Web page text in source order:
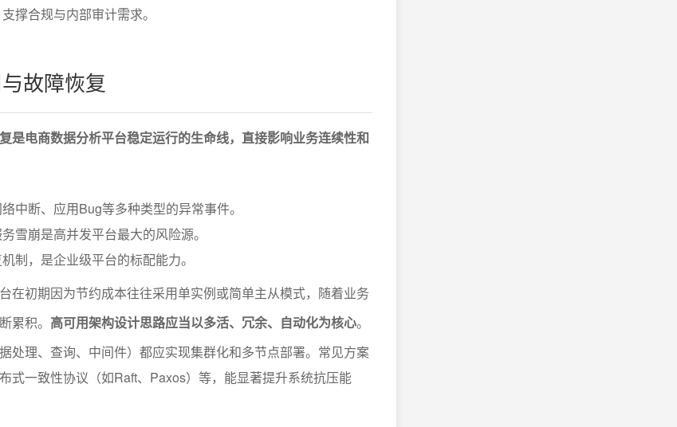
撑合规与内部审计需求。
故障恢复
是电商数据分析平台稳定运行的生命线，直接影响业务连续性和
中断、应用Bug等多种类型的异常事件。
雪崩是高并发平台最大的风险源。
制，是企业级平台的标配能力。
在初期因为节约成本往往采用单实例或简单主从模式，随着业务
累积。 高可用架构设计思路应当以多活、冗余、自动化为核心。
处理、查询、中间件）都应实现集群化和多节点部署。常见方案
式一致性协议（如Raft、Paxos）等，能显著提升系统抗压能